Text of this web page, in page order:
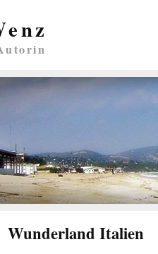
Wunderland Italien